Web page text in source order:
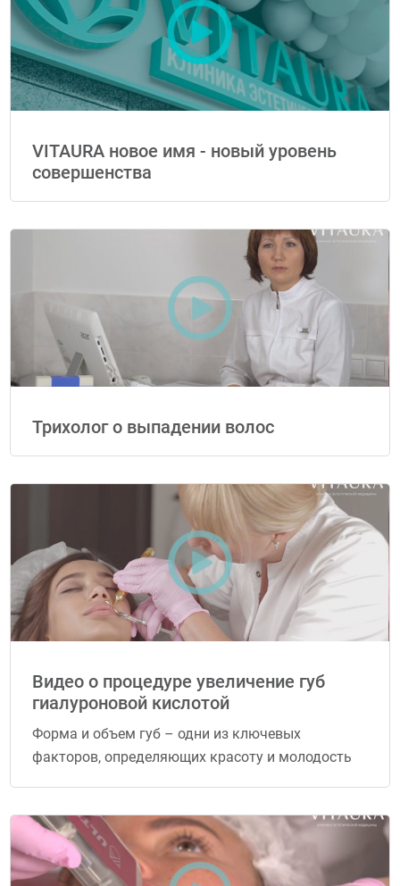
VITAURA новое имя - новый уровень
совершенства
Трихолог о выпадении волос
Видео о процедуре увеличение губ
гиалуроновой кислотой
Форма и объем губ – одни из ключевых
факторов, определяющих красоту и молодость